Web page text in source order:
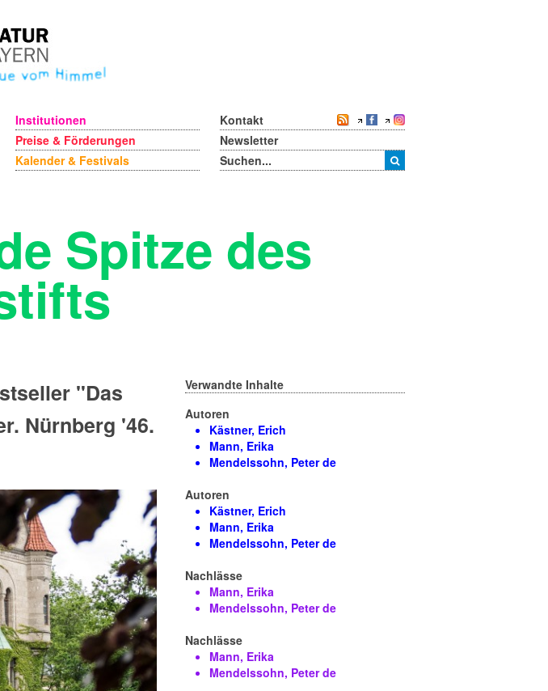
Institutionen
Preise & Förderungen
Kalender & Festivals
Kontakt
Newsletter
Spitze des
"Das
Nürnberg '46.
Verwandte Inhalte
Autoren
Kästner, Erich
Mann, Erika
Mendelssohn, Peter de
Autoren
Kästner, Erich
Mann, Erika
Mendelssohn, Peter de
Nachlässe
Mann, Erika
Mendelssohn, Peter de
Nachlässe
Mann, Erika
Mendelssohn, Peter de